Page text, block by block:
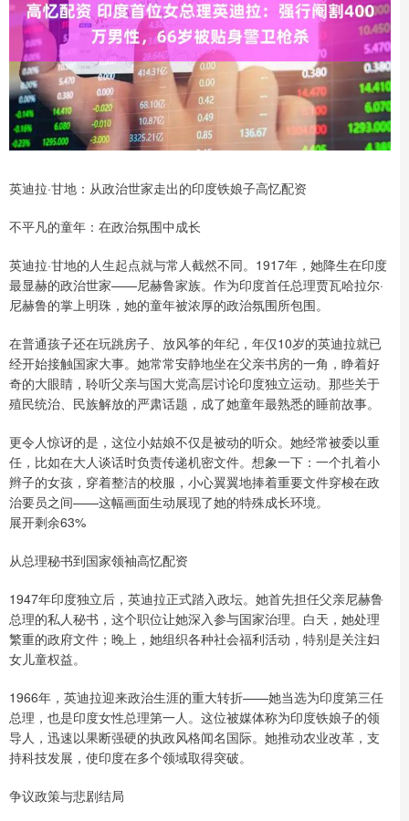
英迪拉·甘地：从政治世家走出的印度铁娘子高忆配资
不平凡的童年：在政治氛围中成长
英迪拉·甘地的人生起点就与常人截然不同。1917年，她降生在印度
最显赫的政治世家——尼赫鲁家族。作为印度首任总理贾瓦哈拉尔·
尼赫鲁的掌上明珠，她的童年被浓厚的政治氛围所包围。
在普通孩子还在玩跳房子、放风筝的年纪，年仅10岁的英迪拉就已
经开始接触国家大事。她常常安静地坐在父亲书房的一角，睁着好
奇的大眼睛，聆听父亲与国大党高层讨论印度独立运动。那些关于
殖民统治、民族解放的严肃话题，成了她童年最熟悉的睡前故事。
更令人惊讶的是，这位小姑娘不仅是被动的听众。她经常被委以重
任，比如在大人谈话时负责传递机密文件。想象一下：一个扎着小
辫子的女孩，穿着整洁的校服，小心翼翼地捧着重要文件穿梭在政
治要员之间——这幅画面生动展现了她的特殊成长环境。
展开剩余63%
从总理秘书到国家领袖高忆配资
1947年印度独立后，英迪拉正式踏入政坛。她首先担任父亲尼赫鲁
总理的私人秘书，这个职位让她深入参与国家治理。白天，她处理
繁重的政府文件；晚上，她组织各种社会福利活动，特别是关注妇
女儿童权益。
1966年，英迪拉迎来政治生涯的重大转折——她当选为印度第三任
总理，也是印度女性总理第一人。这位被媒体称为印度铁娘子的领
导人，迅速以果断强硬的执政风格闻名国际。她推动农业改革，支
持科技发展，使印度在多个领域取得突破。
争议政策与悲剧结局